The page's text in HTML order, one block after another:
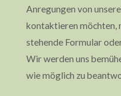
Anregungen von
kontaktieren möchten,
stehende Formular
Wir werden uns
wie möglich zu